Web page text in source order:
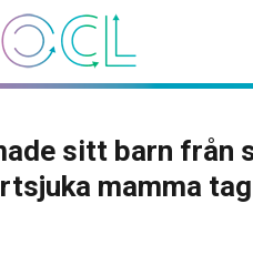
sitt barn från
mamma